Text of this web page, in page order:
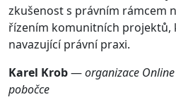
zkušenost s právním rámcem
řízením komunitních projektů,
navazující právní praxi.
Karel Krob—organizace
pobočce